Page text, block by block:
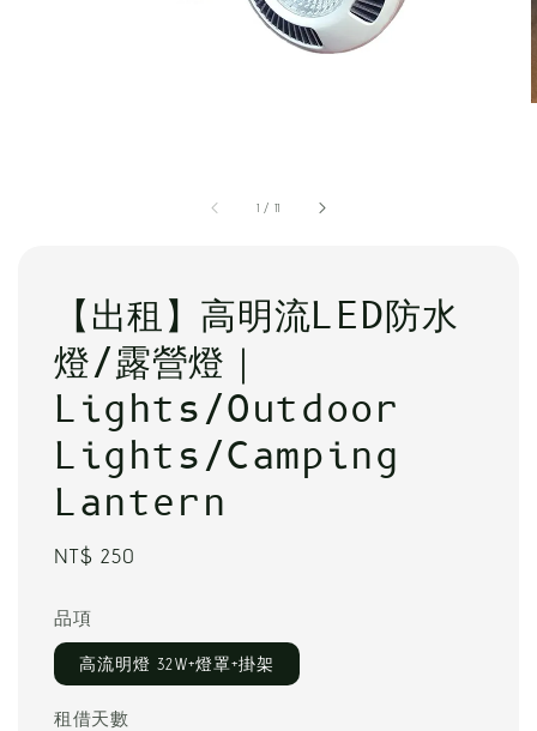
1 / 11
【出租】高明流LED防水
燈/露營燈｜
Lights/Outdoor
Lights/Camping
Lantern
Regular
NT$ 250
品項
高流明燈 32W+燈罩+掛架
租借天數